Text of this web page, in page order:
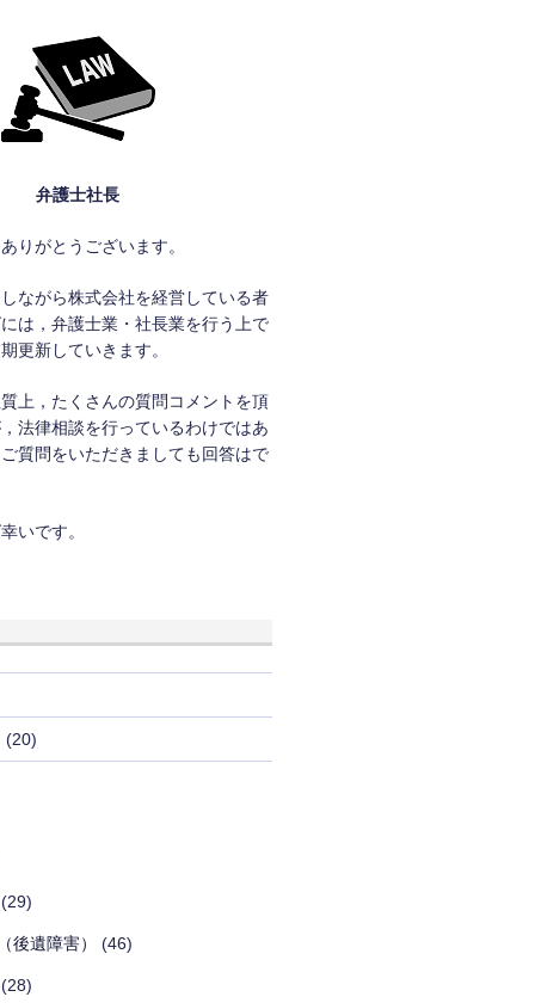
弁護士社長
りがとうございます。
ながら株式会社を経営している者
は，弁護士業・社長業を行う上で
更新していきます。
上，たくさんの質問コメントを頂
法律相談を行っているわけではあ
質問をいただきましても回答はで
いです。
(20)
後遺障害） (46)